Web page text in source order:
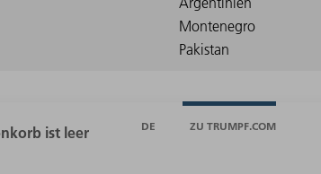
DE ZU TRUMPF.COM